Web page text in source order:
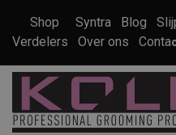
Shop Syntra Blog
Verdelers
Over ons Conta